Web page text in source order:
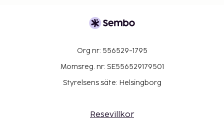
Org nr: 556529-1795
Momsreg. nr: SE556529179501
Styrelsens säte: Helsingborg
Resevillkor